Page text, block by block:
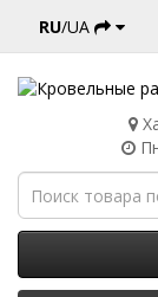
RU/UA